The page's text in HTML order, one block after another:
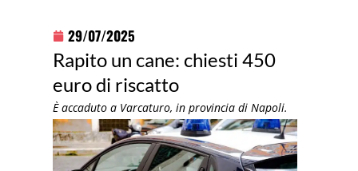
29/07/2025
Rapito un cane: chiesti 450
euro di riscatto
È accaduto a Varcaturo, in provincia di Napoli.